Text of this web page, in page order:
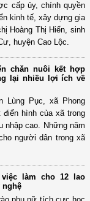
cấp ủy, chính quyền
kinh tế, xây dựng gia
Hoàng Thị Hiển, sinh
huyện Cao Lộc.
chăn nuôi kết hợp
lại nhiều lợi ích về
Lùng Pục, xã Phong
hình của xã trong
cao. Những năm
người dân trong xã
việc làm cho 12 lao